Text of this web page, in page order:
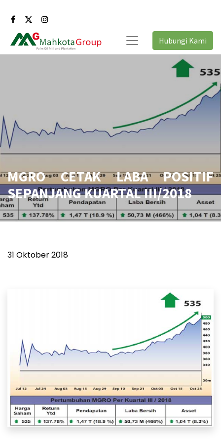
Hubungi Kami
MGRO CETAK LABA POSITIF
SEPANJANG KUARTAL III/2018
31 Oktober 2018